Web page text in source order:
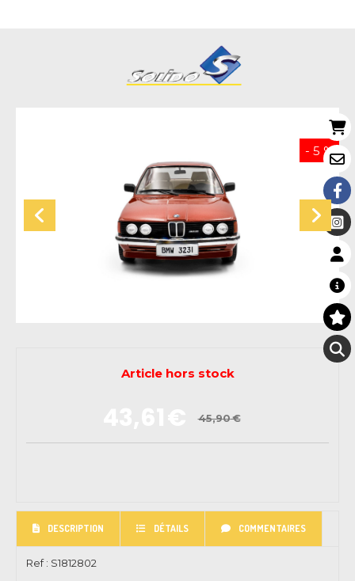
Nouveau
- 5 %
45,90€
Article hors stock
DESCRIPTION DÉTAILS COMMENTAIRES
Ref : S1812802